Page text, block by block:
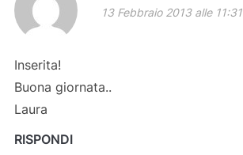
13 Febbraio 2013 alle 11:31
Inserita!
Buona giornata..
Laura
RISPONDI